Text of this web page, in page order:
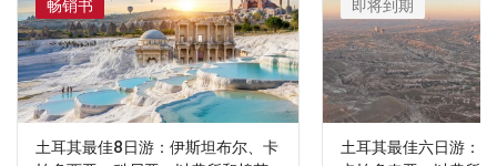
畅销书
土耳其最佳8日游：伊斯坦布尔、卡
即将到期
土耳其最佳六日游：